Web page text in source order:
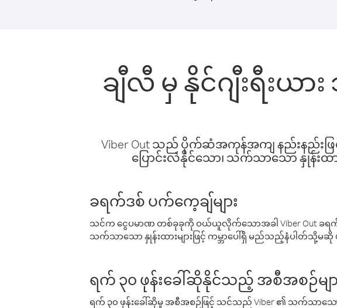
ချီလီ မှ နိုင်ဂျီးရီးယ
Viber Out သည် ပိုက်ဆံအကုန်အကျ နည်းနည်းဖြ
ပြောင်းလဲနိုင်သော၊ သက်သာသော နှုန်းထ
ခရက်ဒစ် ပက်ကေ့ချ်များ
သင်က ငွေပမာဏ တစ်ခုခုကို ဝယ်ယူလိုက်သောအခါ Viber Out
သက်သာသော နှုန်းထားများဖြင့် ကမ္ဘာပေါ်ရှိ မည်သည့်နံပါတ်သို့မဆို
ရက် ၃၀ ဖုန်းခေါ်ဆိုနိုင်သည့် အစီအစဉ်မျာ
ရက် ၃၀ ဖုန်းခေါ်ဆိုမှု အစီအစဉ်ဖြင့် သင်သည် Viber ၏ သက်သာသေ